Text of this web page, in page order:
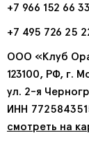
+7 966 152 66 33
+7 495 726 25
ООО «Клуб
123100, РФ, г.
ул. 2-я
ИНН
смотреть на